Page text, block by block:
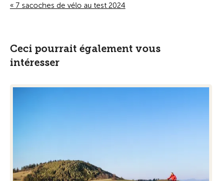
« 7 sacoches de vélo au test 2024
Ceci pourrait également vous
intéresser